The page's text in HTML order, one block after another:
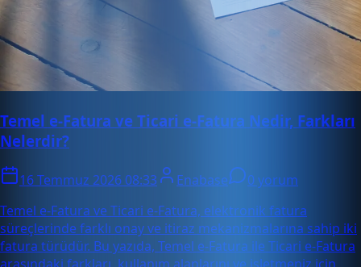
Temel e-Fatura ve Ticari e-Fatura Nedir, Farkları
Nelerdir?
16 Temmuz 2026 08:33 Enabase
0 yorum
Temel e-Fatura ve Ticari e-Fatura, elektronik fatura
süreçlerinde farklı onay ve itiraz mekanizmalarına sahip iki
fatura türüdür. Bu yazıda, Temel e-Fatura ile Ticari e-Fatura